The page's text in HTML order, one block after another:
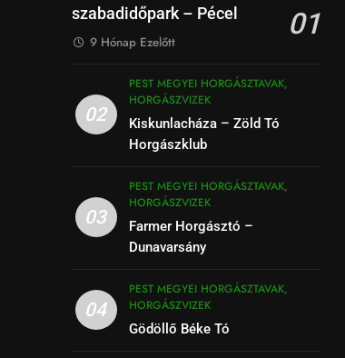
szabadidőpark – Pécel
01
9 Hónap Ezelőtt
02
PEST MEGYEI HORGÁSZTAVAK,
HORGÁSZVIZEK
Kiskunlacháza – Zöld Tó
Horgászklub
03
PEST MEGYEI HORGÁSZTAVAK,
HORGÁSZVIZEK
Farmer Horgásztó –
Dunavarsány
04
PEST MEGYEI HORGÁSZTAVAK,
HORGÁSZVIZEK
Gödöllő Béke Tó